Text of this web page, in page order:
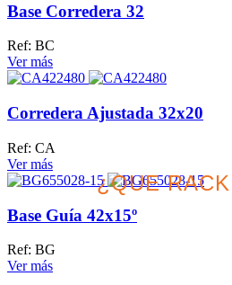
Base Corredera 32
Ref: BC
Ver más
Corredera Ajustada 32x20
Ref: CA
Ver más
Base Guía 42x15º
Ref: BG
Ver más
¿QUE